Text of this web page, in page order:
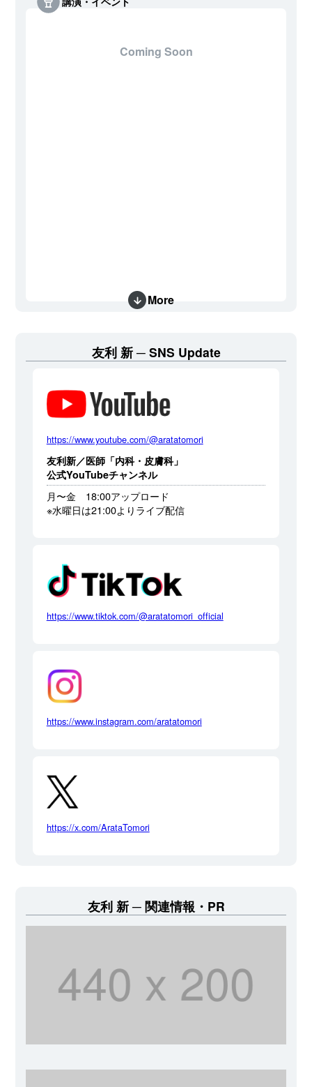
Coming Soon
More
友利 新 SNS Update
https://www.youtube.com/@aratatomori
友利新／医師「内科・皮膚科」
公式YouTubeチャンネル
月〜金 18:00アップロード
※水曜日は21:00よりライブ配信
https://www.tiktok.com/@aratatomori_official
https://www.instagram.com/aratatomori
https://x.com/ArataTomori
友利 新 関連情報・PR